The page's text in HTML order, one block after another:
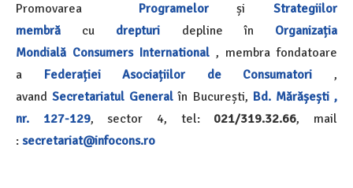
Promovarea Programelor și Strategiilor
membră
cu drepturi depline în
Organizația
Mondială Consumers International , membra fondatoare
a Federației Asociațiilor de Consumatori ,
avandSecretariatul General în București, Bd. Mărășești ,
nr. 127-129, sector 4, tel: 021/319.32.66, mail
: secretariat@infocons.ro